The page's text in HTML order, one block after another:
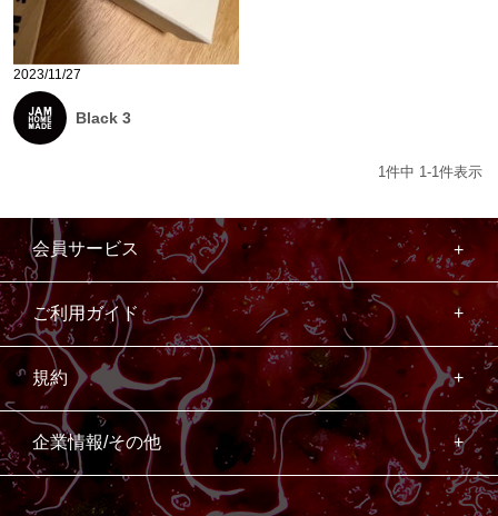
2023/11/27
Black 3
1件中 1-1件表示
会員サービス
ご利用ガイド
規約
企業情報/その他